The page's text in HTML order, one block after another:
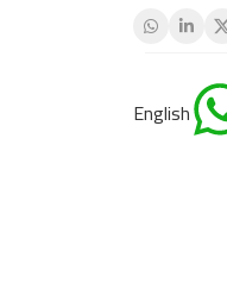
English